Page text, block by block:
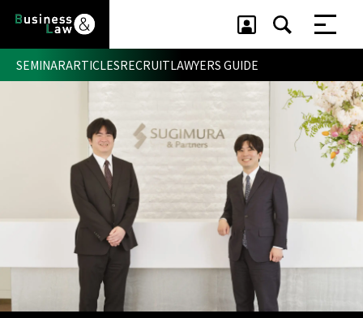
セミナー ・ 記事
セミナー
リクルート
SEMINARARTICLESRECRUITLAWYERS GUIDE